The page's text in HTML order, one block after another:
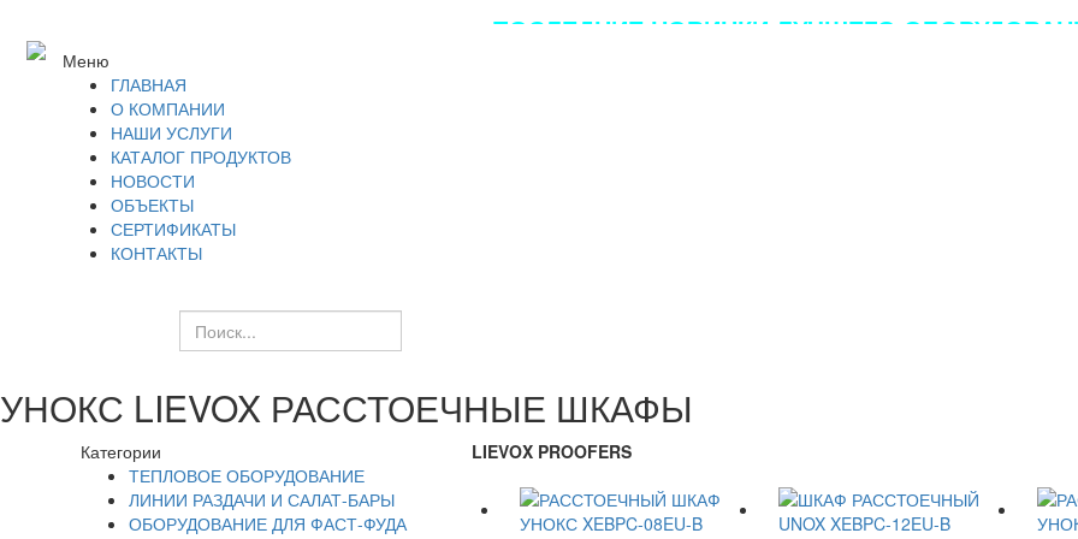
ПОСЛЕДНИЕ НОВИНКИ ЛУЧШЕГО
Меню
ГЛАВНАЯ
О КОМПАНИИ
НАШИ УСЛУГИ
КАТАЛОГ ПРОДУКТОВ
НОВОСТИ
ОБЪЕКТЫ
СЕРТИФИКАТЫ
КОНТАКТЫ
УНОКС LIEVOX РАССТОЕЧНЫЕ ШКАФЫ
LIEVOX PROOFERS
Категории
ТЕПЛОВОЕ ОБОРУДОВАНИЕ
ЛИНИИ РАЗДАЧИ И САЛАТ-БАРЫ
ОБОРУДОВАНИЕ ДЛЯ ФАСТ-ФУДА